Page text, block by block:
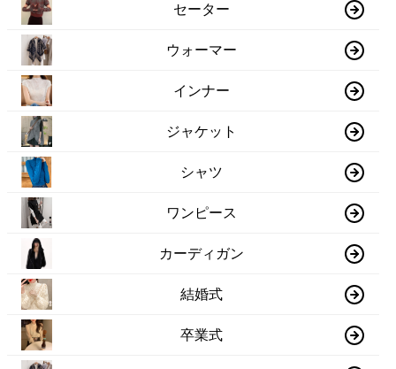
セーター
ウォーマー
インナー
ジャケット
シャツ
ワンピース
カーディガン
結婚式
卒業式